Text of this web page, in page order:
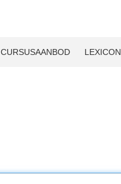
CURSUSAANBOD LEXICON